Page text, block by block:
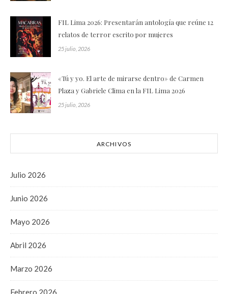
FIL Lima 2026: Presentarán antología que reúne 12
relatos de terror escrito por mujeres
25 julio, 2026
«Tú y yo. El arte de mirarse dentro» de Carmen
Plaza y Gabriele Clima en la FIL Lima 2026
25 julio, 2026
ARCHIVOS
Julio 2026
Junio 2026
Mayo 2026
Abril 2026
Marzo 2026
Febrero 2026